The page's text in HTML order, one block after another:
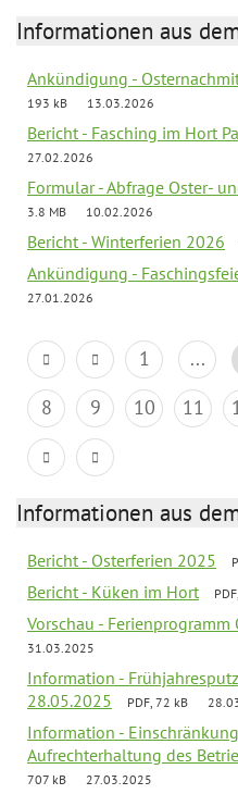
Informationen aus
Ankündigung -
193 kB
13.03.2026
Bericht - Fasching im Hort
27.02.2026
Formular - Abfrage Oster-
3.8 MB
10.02.2026
Bericht - Winterferien 2026
Ankündigung -
27.01.2026
1 ...
8
9 10 11
Informationen aus
Bericht - Osterferien 2025
Bericht - Küken im Hort
Vorschau - Ferienprogramm
31.03.2025
Information -
28.05.2025
PDF, 72 kB
Information -
Aufrechterhaltung des
707 kB
27.03.2025